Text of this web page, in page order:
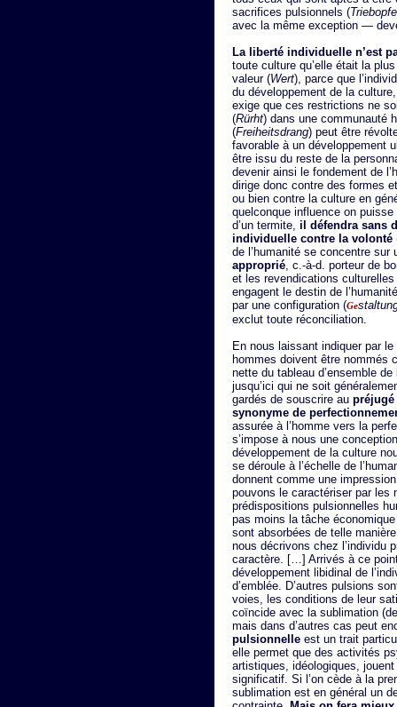
sacrifices pulsionnels (
avec la même exception —
La liberté individuelle n’est
toute culture qu’elle était la
valeur (Wert), parce que
du développement de la
exige que ces restrictions ne
(Rürht) dans une communauté
(Freiheitsdrang) peut être
favorable à un développement
être issu du reste de la
devenir ainsi le fondement de
dirige donc contre des formes
ou bien contre la culture en
quelconque influence on
d’un termite, il défendra sans
individuelle contre la volonté
de l’humanité se concentre
approprié, c.-à-d. porteur de
et les revendications
engagent le destin de
par une configuration (Ge
exclut toute réconciliation.
En nous laissant indiquer par
hommes doivent être nommés
nette du tableau d’ensemble
jusqu’ici qui ne soit
gardés de souscrire au préjugé
synonyme de
assurée à l’homme vers la
s’impose à nous une
développement de la culture
se déroule à l’échelle de
donnent comme une
pouvons le caractériser par les
prédispositions pulsionnelles
pas moins la tâche
sont absorbées de telle
nous décrivons chez l’individu
caractère. […] Arrivés à ce
développement libidinal de
d’emblée. D’autres pulsions
voies, les conditions de leur
coïncide avec la sublimation
mais dans d’autres cas peut
pulsionnelle est un trait
elle permet que des activités
artistiques, idéologiques,
significatif. Si l’on cède à la
sublimation est en général un